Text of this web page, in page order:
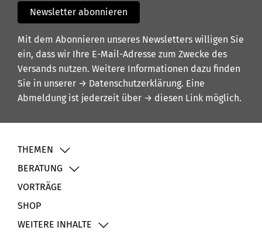
Newsletter abonnieren
Mit dem Abonnieren unseres Newsletters willigen Sie
ein, dass wir Ihre E-Mail-Adresse zum Zwecke des
Versands nutzen. Weitere Informationen dazu finden
Sie in unserer → Datenschutzerklärung. Eine
Abmeldung ist jederzeit über → diesen Link möglich.
THEMEN
BERATUNG
VORTRÄGE
SHOP
WEITERE INHALTE